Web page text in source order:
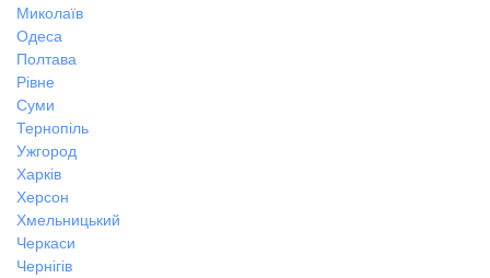
Миколаїв
Одеса
Полтава
Рівне
Суми
Тернопіль
Ужгород
Харків
Херсон
Хмельницький
Черкаси
Чернігів